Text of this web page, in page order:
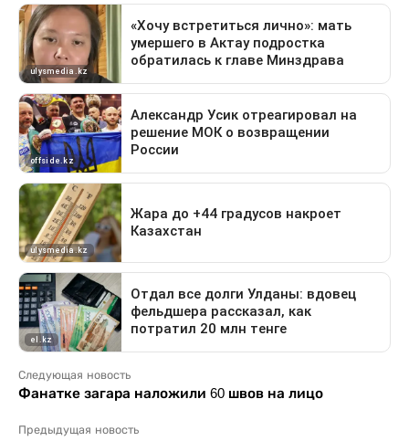
Следующая новость
Фанатке загара наложили 60 швов на лицо
Предыдущая новость